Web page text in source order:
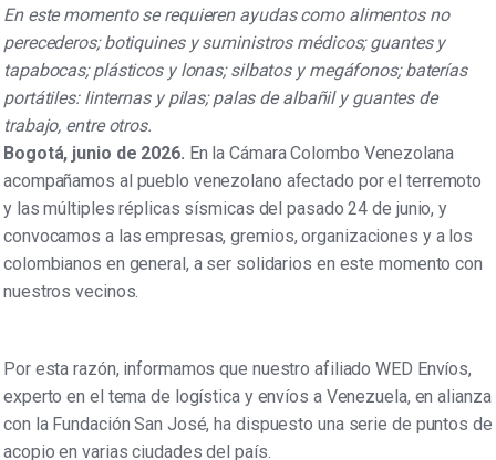
En este momento se requieren ayudas como alimentos no
perecederos; botiquines y suministros médicos; guantes y
tapabocas; plásticos y lonas; silbatos y megáfonos; baterías
portátiles: linternas y pilas; palas de albañil y guantes de
trabajo, entre otros.
Bogotá, junio de 2026. En la Cámara Colombo Venezolana
acompañamos al pueblo venezolano afectado por el terremoto
y las múltiples réplicas sísmicas del pasado 24 de junio, y
convocamos a las empresas, gremios, organizaciones y a los
colombianos en general, a ser solidarios en este momento con
nuestros vecinos.
Por esta razón, informamos que nuestro afiliado WED Envíos,
experto en el tema de logística y envíos a Venezuela, en alianza
con la Fundación San José, ha dispuesto una serie de puntos de
acopio en varias ciudades del país.